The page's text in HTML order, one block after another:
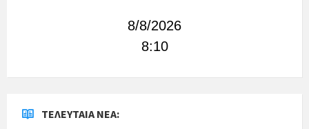
8/8/2026
8:10
ΤΕΛΕΥΤΑΊΑ ΝΈΑ: